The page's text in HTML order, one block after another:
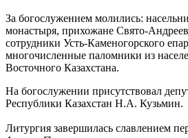
За богослужением молились:
монастыря, прихожане Свято-
сотрудники Усть-Каменогорского
многочисленные паломники из
Восточного Казахстана.
На богослужении присутствовал
Республики Казахстан Н.А. Кузьмин.
Литургия завершилась славлением